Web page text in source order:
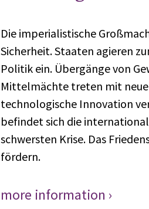
Die imperialistische
Sicherheit. Staaten agieren
Politik ein. Übergänge von
Mittelmächte treten mit
technologische Innovation
befindet sich die
schwersten Krise. Das
fördern.
more information ›